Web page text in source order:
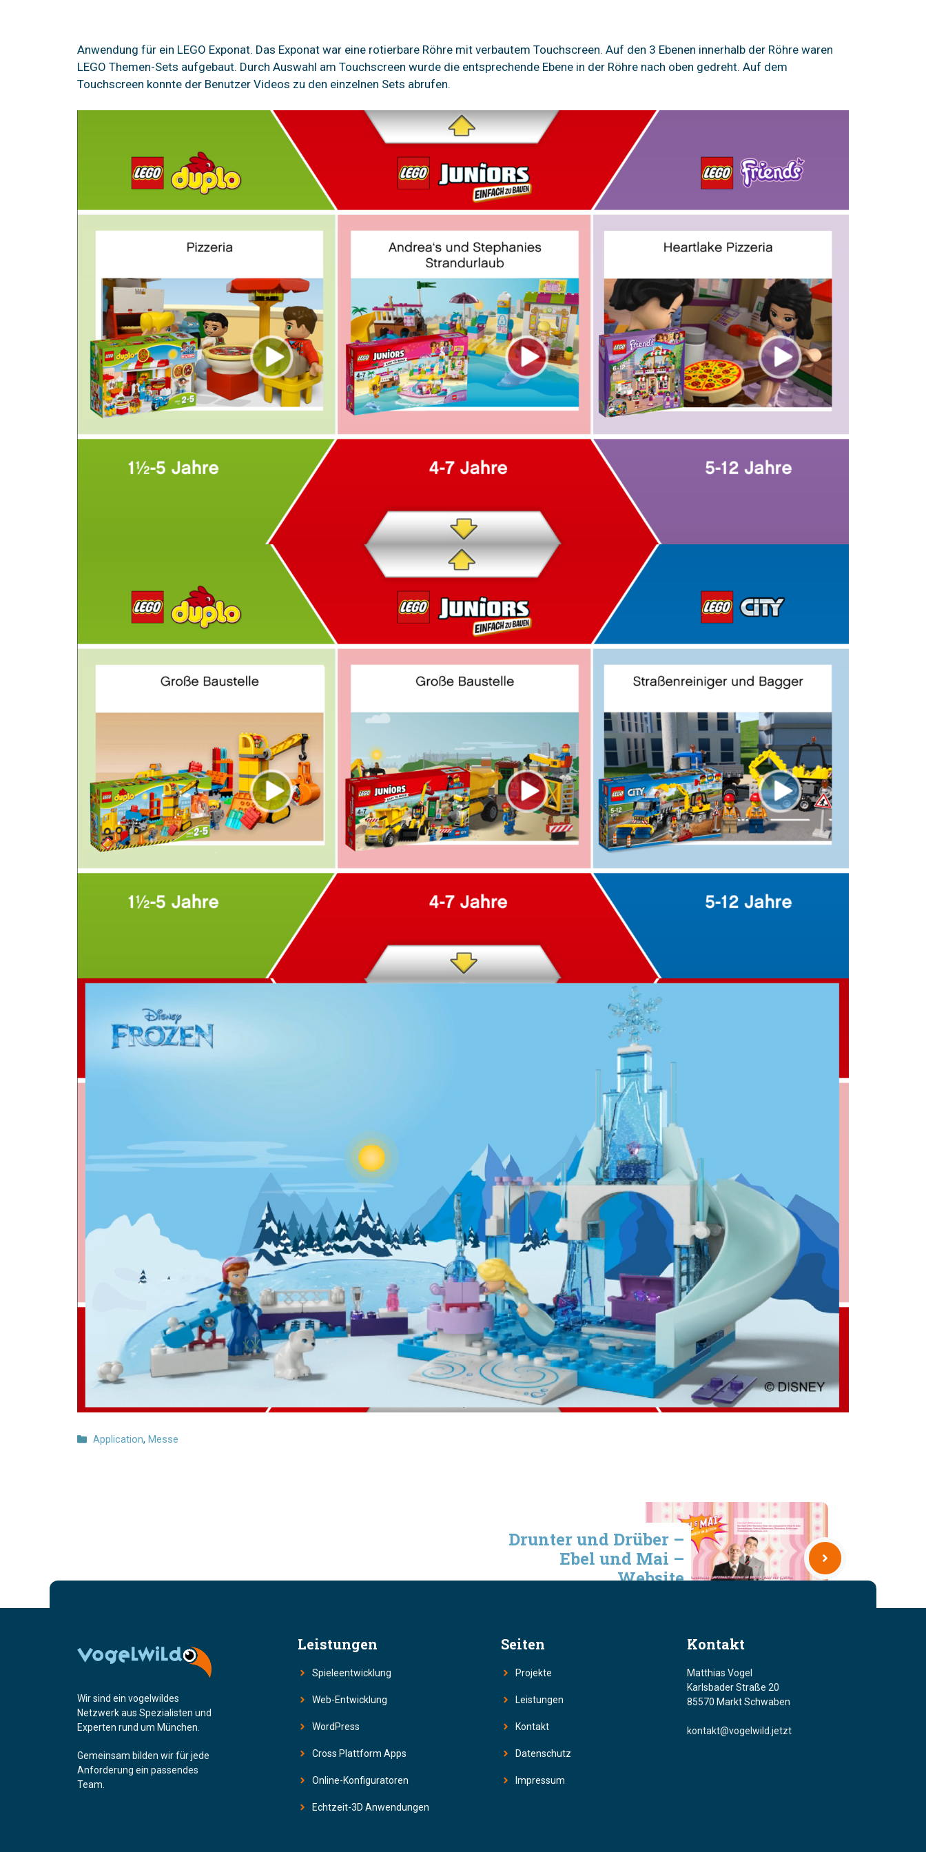
Anwendung für ein LEGO Exponat. Das Exponat war eine rotierbare Röhre mit verbautem Touchscreen. Auf den 3 Ebenen innerhalb der Röhre waren
LEGO Themen-Sets aufgebaut. Durch Auswahl am Touchscreen wurde die entsprechende Ebene in der Röhre nach oben gedreht. Auf dem
Touchscreen konnte der Benutzer Videos zu den einzelnen Sets abrufen.
Kategorien
Application, Messe
Drunter und Drüber –
Ebel und Mai –
Website
Wir sind ein vogelwildes
Netzwerk aus Spezialisten und
Experten rund um München.
Gemeinsam bilden wir für jede
Anforderung ein passendes
Team.
Leistungen
Spieleentwicklung
Web-Entwicklung
WordPress
Cross Plattform Apps
Online-Konfiguratoren
Echtzeit-3D Anwendungen
Seiten
Projekte
Leistungen
Kontakt
Datenschutz
Impressum
Kontakt
Matthias Vogel
Karlsbader Straße 20
85570 Markt Schwaben
kontakt@vogelwild.jetzt